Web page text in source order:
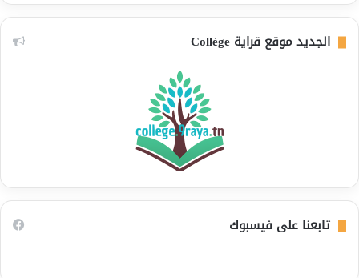
الجديد موقع قراية Collège
تابعنا على فيسبوك